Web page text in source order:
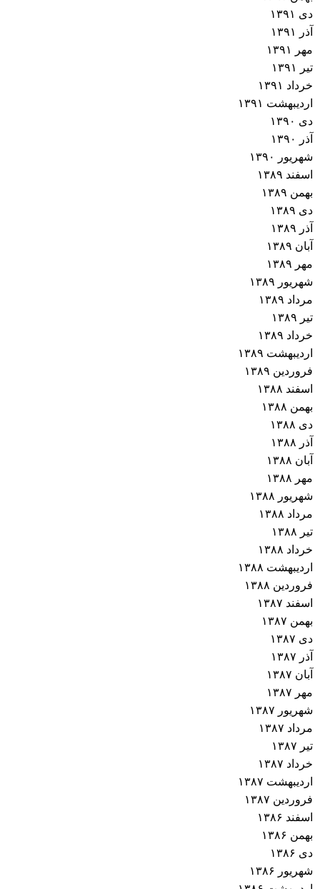
دی ۱۳۹۱
آذر ۱۳۹۱
مهر ۱۳۹۱
تیر ۱۳۹۱
خرداد ۱۳۹۱
اردیبهشت ۱۳۹۱
دی ۱۳۹۰
آذر ۱۳۹۰
شهریور ۱۳۹۰
اسفند ۱۳۸۹
بهمن ۱۳۸۹
دی ۱۳۸۹
آذر ۱۳۸۹
آبان ۱۳۸۹
مهر ۱۳۸۹
شهریور ۱۳۸۹
مرداد ۱۳۸۹
تیر ۱۳۸۹
خرداد ۱۳۸۹
اردیبهشت ۱۳۸۹
فروردین ۱۳۸۹
اسفند ۱۳۸۸
بهمن ۱۳۸۸
دی ۱۳۸۸
آذر ۱۳۸۸
آبان ۱۳۸۸
مهر ۱۳۸۸
شهریور ۱۳۸۸
مرداد ۱۳۸۸
تیر ۱۳۸۸
خرداد ۱۳۸۸
اردیبهشت ۱۳۸۸
فروردین ۱۳۸۸
اسفند ۱۳۸۷
بهمن ۱۳۸۷
دی ۱۳۸۷
آذر ۱۳۸۷
آبان ۱۳۸۷
مهر ۱۳۸۷
شهریور ۱۳۸۷
مرداد ۱۳۸۷
تیر ۱۳۸۷
خرداد ۱۳۸۷
اردیبهشت ۱۳۸۷
فروردین ۱۳۸۷
اسفند ۱۳۸۶
بهمن ۱۳۸۶
دی ۱۳۸۶
شهریور ۱۳۸۶